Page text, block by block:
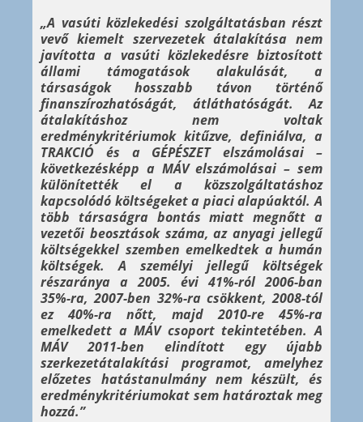
„A vasúti közlekedési szolgáltatásban részt
vevő kiemelt szervezetek átalakítása nem
javította a vasúti közlekedésre biztosított
állami támogatások alakulását, a
társaságok hosszabb távon történő
finanszírozhatóságát, átláthatóságát. Az
átalakításhoz nem voltak
eredménykritériumok kitűzve, definiálva, a
TRAKCIÓ és a GÉPÉSZET elszámolásai –
következésképp a MÁV elszámolásai – sem
különítették el a közszolgáltatáshoz
kapcsolódó költségeket a piaci alapúaktól. A
több társaságra bontás miatt megnőtt a
vezetői beosztások száma, az anyagi jellegű
költségekkel szemben emelkedtek a humán
költségek. A személyi jellegű költségek
részaránya a 2005. évi 41%-ról 2006-ban
35%-ra, 2007-ben 32%-ra csökkent, 2008-tól
ez 40%-ra nőtt, majd 2010-re 45%-ra
emelkedett a MÁV csoport tekintetében. A
MÁV 2011-ben elindított egy újabb
szerkezetátalakítási programot, amelyhez
előzetes hatástanulmány nem készült, és
eredménykritériumokat sem határoztak meg
hozzá.”